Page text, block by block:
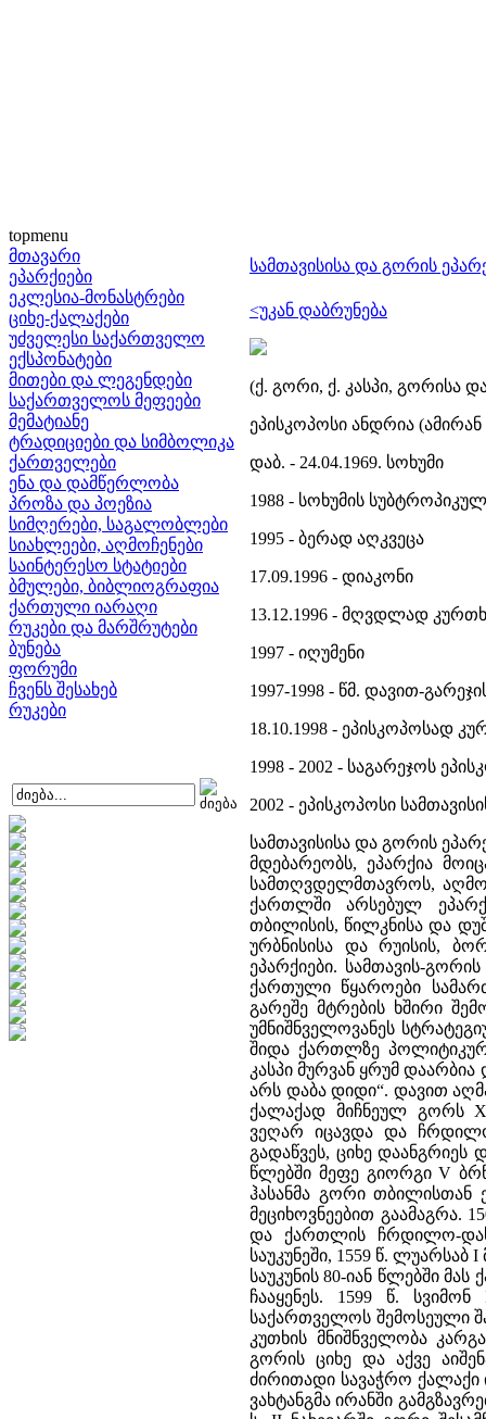
topmenu
მთავარი
ეპარქიები
ეკლესია-მონასტრები
ციხე-ქალაქები
უძველესი საქართველო
ექსპონატები
მითები და ლეგენდები
საქართველოს მეფეები
მემატიანე
ტრადიციები და სიმბოლიკა
ქართველები
ენა და დამწერლობა
პროზა და პოეზია
სიმღერები, საგალობლები
სიახლეები, აღმოჩენები
საინტერესო სტატიები
ბმულები, ბიბლიოგრაფია
ქართული იარაღი
რუკები და მარშრუტები
ბუნება
ფორუმი
ჩვენს შესახებ
რუკები
სამთავისისა და გორის
<უკან დაბრუნება
(ქ. გორი, ქ. კასპი, გორისა
ეპისკოპოსი ანდრია (ამირან
დაბ. - 24.04.1969. სოხუმი
1988 - სოხუმის
1995 - ბერად აღკვეცა
17.09.1996 - დიაკონი
13.12.1996 - მღვდლად
1997 - იღუმენი
1997-1998 - წმ. დავით-
18.10.1998 - ეპისკოპოსად
1998 - 2002 - საგარეჯოს
2002 - ეპისკოპოსი
სამთავისისა და გორის
მდებარეობს, ეპარქია
სამთღვდელმთავროს,
ქართლში არსებულ
თბილისის, წილკნისა და
ურბნისისა და რუისის,
ეპარქიები. სამთავის-
ქართული წყაროები
გარეშე მტრების ხშირი
უმნიშნველოვანეს
შიდა ქართლზე
კასპი მურვან ყრუმ
არს დაბა დიდი“. დავით
ქალაქად მიჩნეულ გორს
ვეღარ იცავდა და
გადაწვეს, ციხე
წლებში მეფე გიორგი V
ჰასანმა გორი თბილისთან
მეციხოვნეებით გაამაგრა.
და ქართლის ჩრდილო-
საუკუნეში, 1559 წ.
საუკუნის 80-იან წლებში
ჩააყენეს. 1599 წ.
საქართველოს შემოსეული
კუთხის მნიშნველობა
გორის ციხე და აქვე
ძირითადი სავაჭრო ქალაქი
ვახტანგმა ირანში